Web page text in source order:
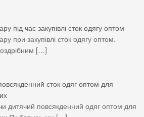
під час закупівлі сток одягу оптом
при закупівлі сток одягу оптом.
[…]
сток одяг оптом для
дитячий повсякденний одяг оптом для